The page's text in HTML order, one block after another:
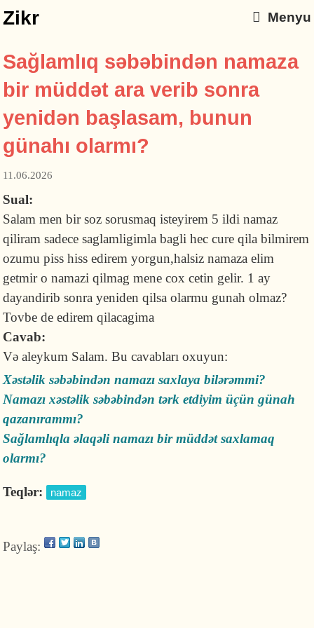
Zikr Menyu
Sağlamlıq səbəbindən namaza
bir müddət ara verib sonra
yenidən başlasam, bunun
günahı olarmı?
11.06.2026
Sual:
Salam men bir soz sorusmaq isteyirem 5 ildi namaz
qiliram sadece saglamligimla bagli hec cure qila bilmirem
ozumu piss hiss edirem yorgun,halsiz namaza elim
getmir o namazi qilmag mene cox cetin gelir. 1 ay
dayandirib sonra yeniden qilsa olarmu gunah olmaz?
Tovbe de edirem qilacagima
Cavab:
Və aleykum Salam. Bu cavabları oxuyun:
Xəstəlik səbəbindən namazı saxlaya bilərəmmi?
Namazı xəstəlik səbəbindən tərk etdiyim üçün günah
qazanırammı?
Sağlamlıqla əlaqəli namazı bir müddət saxlamaq
olarmı?
Teqlər: namaz
Paylaş: